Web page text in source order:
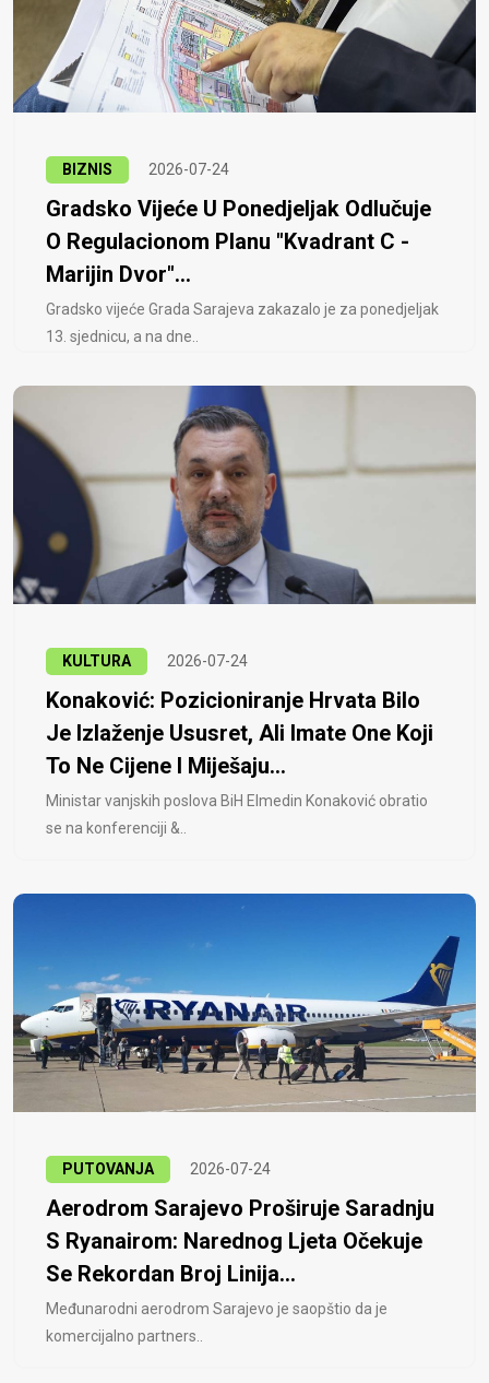
BIZNIS 2026-07-24
Gradsko Vijeće U Ponedjeljak Odlučuje
O Regulacionom Planu "Kvadrant C -
Marijin Dvor"...
Gradsko vijeće Grada Sarajeva zakazalo je za ponedjeljak
13. sjednicu, a na dne..
KULTURA 2026-07-24
Konaković: Pozicioniranje Hrvata Bilo
Je Izlaženje Ususret, Ali Imate One Koji
To Ne Cijene I Miješaju...
Ministar vanjskih poslova BiH Elmedin Konaković obratio
se na konferenciji &..
PUTOVANJA 2026-07-24
Aerodrom Sarajevo Proširuje Saradnju
S Ryanairom: Narednog Ljeta Očekuje
Se Rekordan Broj Linija...
Međunarodni aerodrom Sarajevo je saopštio da je
komercijalno partners..